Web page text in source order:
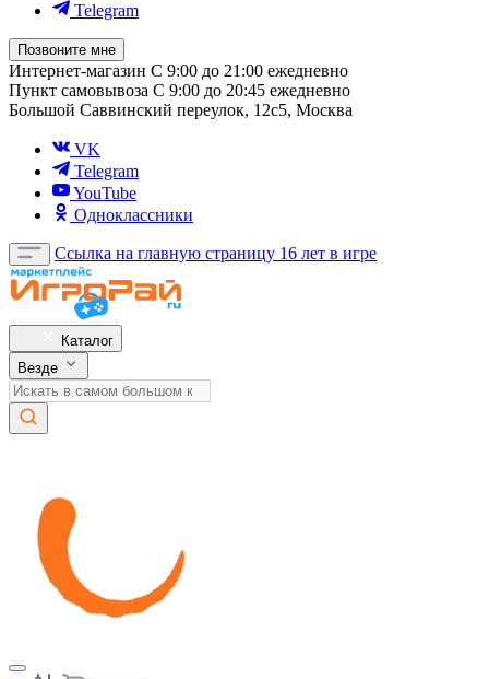
Telegram
Позвоните мне
Интернет-магазин С 9:00 до 21:00 ежедневно
Пункт самовывоза С 9:00 до 20:45 ежедневно
Большой Саввинский переулок, 12с5, Москва
VK
Telegram
YouTube
Одноклассники
Ссылка на главную страницу 16 лет в игре
Каталог
Везде